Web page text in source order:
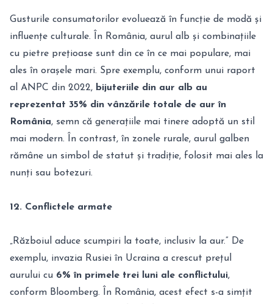
Gusturile consumatorilor evoluează în funcție de modă și
influențe culturale. În România, aurul alb și combinațiile
cu pietre prețioase sunt din ce în ce mai populare, mai
ales în orașele mari. Spre exemplu, conform unui raport
al ANPC din 2022, bijuteriile din aur alb au
reprezentat 35% din vânzările totale de aur în
România, semn că generațiile mai tinere adoptă un stil
mai modern. În contrast, în zonele rurale, aurul galben
rămâne un simbol de statut și tradiție, folosit mai ales la
nunți sau botezuri.
12. Conflictele armate
„Războiul aduce scumpiri la toate, inclusiv la aur.” De
exemplu, invazia Rusiei în Ucraina a crescut prețul
aurului cu 6% în primele trei luni ale conflictului,
conform Bloomberg. În România, acest efect s-a simțit